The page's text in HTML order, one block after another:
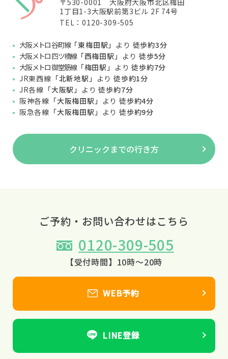
1丁目1-3大阪駅前第3ビル 2F 74号
TEL：0120-309-505
大阪メトロ 谷町線「東梅田駅」 より 徒歩約3分
大阪メトロ 四ツ橋線「西梅田駅」 より徒歩5分
大阪メトロ 御堂筋線「梅田駅」 より徒歩約7分
JR東西線 「北新地駅」 より徒歩約1分
JR各線 「大阪駅」 より徒歩約7分
阪神各線 「大阪梅田駅」 より徒歩約4分
阪急各線 「大阪梅田駅」 より徒歩約9分
クリニックまでの行き方
ご予約・お問い合わせはこちら
0120-309-505
【受付時間】10時～20時
WEB予約
LINE登録